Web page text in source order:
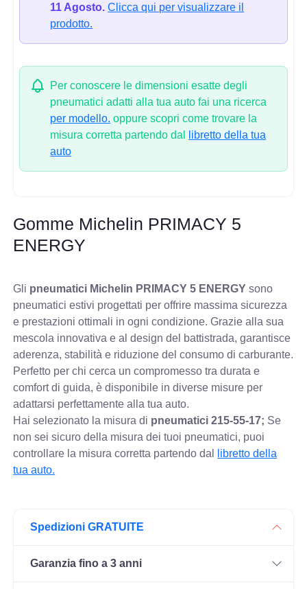
11 Agosto. Clicca qui per visualizzare il
prodotto.
Per conoscere le dimensioni esatte degli
pneumatici adatti alla tua auto fai una ricerca
per modello. oppure scopri come trovare la
misura corretta partendo dal
libretto della tua
auto
Gomme Michelin PRIMACY 5
ENERGY
Gli pneumatici Michelin PRIMACY 5 ENERGY sono
pneumatici estivi progettati per offrire massima sicurezza
e prestazioni ottimali in ogni condizione. Grazie alla sua
mescola innovativa e al design del battistrada, garantisce
aderenza, stabilità e riduzione del consumo di carburante.
Perfetto per chi cerca un compromesso tra durata e
comfort di guida, è disponibile in diverse misure per
adattarsi perfettamente alla tua auto.
Hai selezionato la misura di pneumatici215-55-17; Se
non sei sicuro della misura dei tuoi pneumatici, puoi
controllare la misura corretta partendo dal
libretto della
tua auto.
Spedizioni GRATUITE
Garanzia fino a 3 anni